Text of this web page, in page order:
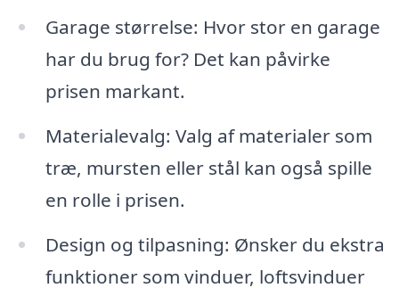
Garage størrelse: Hvor stor en garage
har du brug for? Det kan påvirke
prisen markant.
Materialevalg: Valg af materialer som
træ, mursten eller stål kan også spille
en rolle i prisen.
Design og tilpasning: Ønsker du ekstra
funktioner som vinduer, loftsvinduer